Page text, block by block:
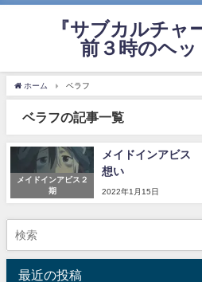
『サブカルチャ
前３時のヘッ
ホーム ベラフ
ベラフの記事一覧
メイドインアビス２
期
メイドインアビス
想い
2022年1月15日
最近の投稿